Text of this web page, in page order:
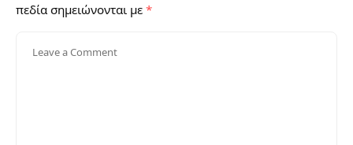
πεδία σημειώνονται με *